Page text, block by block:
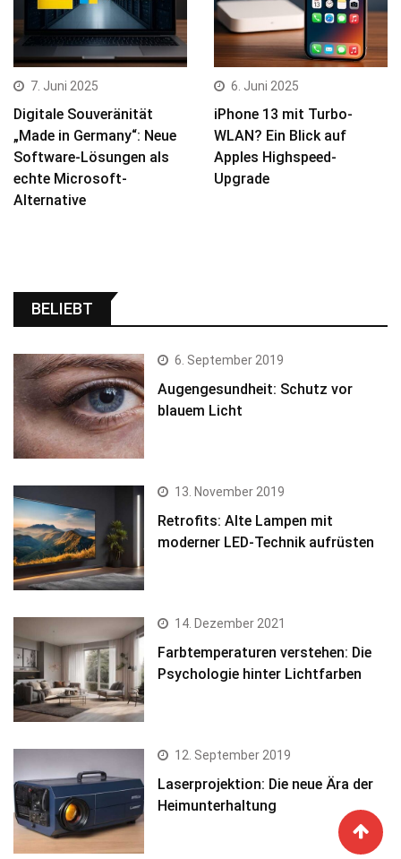
7. Juni 2025
Digitale Souveränität
„Made in Germany“: Neue
Software-Lösungen als
echte Microsoft-
Alternative
6. Juni 2025
iPhone 13 mit Turbo-
WLAN? Ein Blick auf
Apples Highspeed-
Upgrade
BELIEBT
6. September 2019
Augengesundheit: Schutz vor
blauem Licht
13. November 2019
Retrofits: Alte Lampen mit
moderner LED-Technik aufrüsten
14. Dezember 2021
Farbtemperaturen verstehen: Die
Psychologie hinter Lichtfarben
12. September 2019
Laserprojektion: Die neue Ära der
Heimunterhaltung